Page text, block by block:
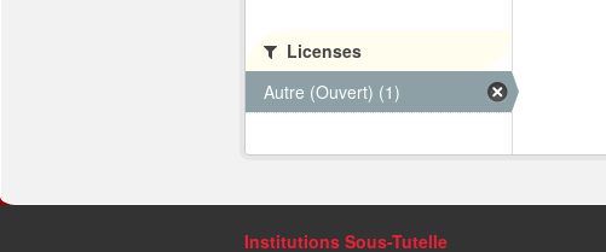
Licenses
Autre (Ouvert) (1)
Institutions Sous-Tutelle